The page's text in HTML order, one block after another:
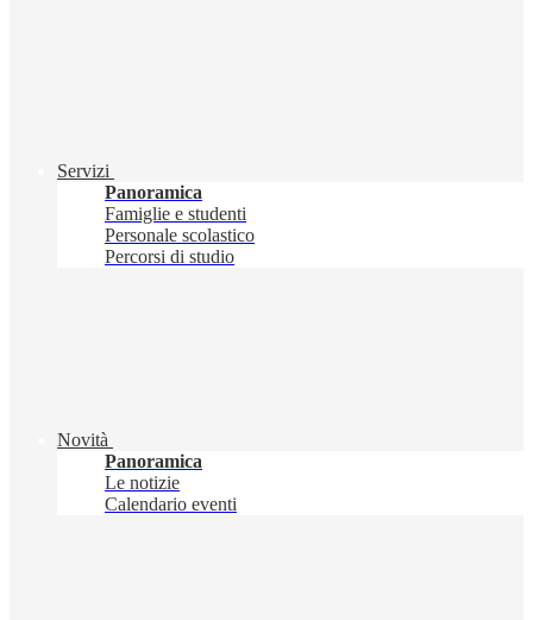
Servizi
Panoramica
Famiglie e studenti
Personale scolastico
Percorsi di studio
Novità
Panoramica
Le notizie
Calendario eventi